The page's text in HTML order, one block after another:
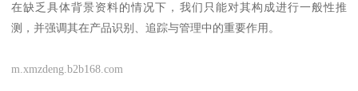
在缺乏具体背景资料的情况下，我们只能对其构成进行一般性推
测，并强调其在产品识别、追踪与管理中的重要作用。
m.xmzdeng.b2b168.com